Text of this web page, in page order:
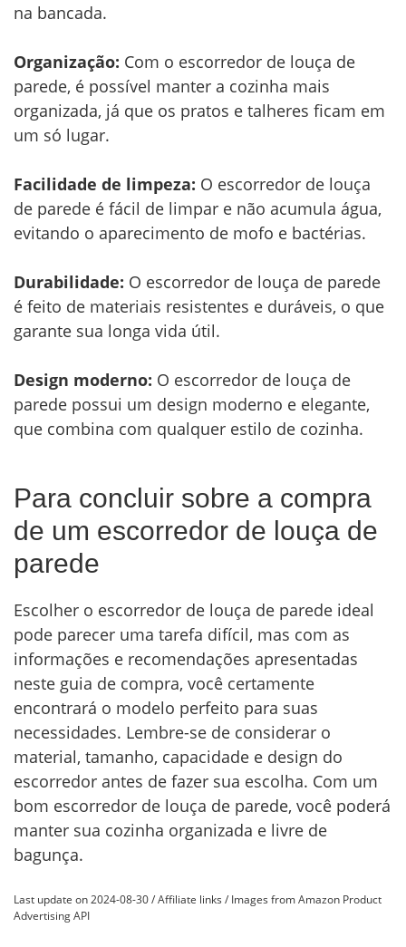
na bancada.
Organização: Com o escorredor de louça de
parede, é possível manter a cozinha mais
organizada, já que os pratos e talheres ficam em
um só lugar.
Facilidade de limpeza: O escorredor de louça
de parede é fácil de limpar e não acumula água,
evitando o aparecimento de mofo e bactérias.
Durabilidade: O escorredor de louça de parede
é feito de materiais resistentes e duráveis, o que
garante sua longa vida útil.
Design moderno: O escorredor de louça de
parede possui um design moderno e elegante,
que combina com qualquer estilo de cozinha.
Para concluir sobre a compra
de um escorredor de louça de
parede
Escolher o escorredor de louça de parede ideal
pode parecer uma tarefa difícil, mas com as
informações e recomendações apresentadas
neste guia de compra, você certamente
encontrará o modelo perfeito para suas
necessidades. Lembre-se de considerar o
material, tamanho, capacidade e design do
escorredor antes de fazer sua escolha. Com um
bom escorredor de louça de parede, você poderá
manter sua cozinha organizada e livre de
bagunça.
Last update on 2024-08-30 / Affiliate links / Images from Amazon Product
Advertising API